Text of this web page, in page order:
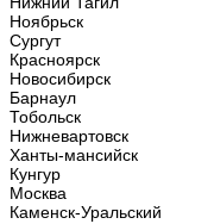
Ноябрьск
Сургут
Красноярск
Новосибирск
Барнаул
Тобольск
Нижневартовск
Ханты-мансийск
Кунгур
Москва
Каменск-Уральский